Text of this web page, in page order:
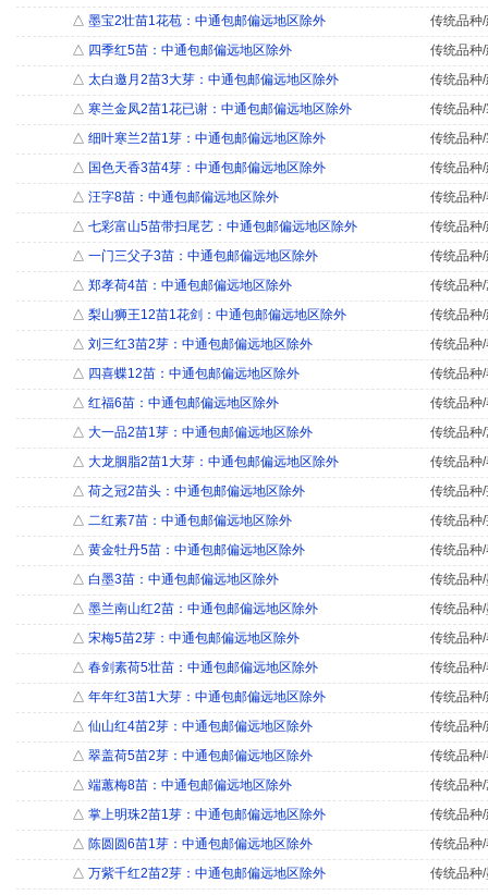
△ 墨宝2壮苗1花苞：中通包邮偏远地区除外
传统品种
△ 四季红5苗：中通包邮偏远地区除外
传统品种
△ 太白邀月2苗3大芽：中通包邮偏远地区除外
传统品种
△ 寒兰金凤2苗1花已谢：中通包邮偏远地区除外
传统品种
△ 细叶寒兰2苗1芽：中通包邮偏远地区除外
传统品种
△ 国色天香3苗4芽：中通包邮偏远地区除外
传统品种
△ 汪字8苗：中通包邮偏远地区除外
传统品种
△ 七彩富山5苗带扫尾艺：中通包邮偏远地区除外
传统品种
△ 一门三父子3苗：中通包邮偏远地区除外
传统品种
△ 郑孝荷4苗：中通包邮偏远地区除外
传统品种
△ 梨山狮王12苗1花剑：中通包邮偏远地区除外
传统品种
△ 刘三红3苗2芽：中通包邮偏远地区除外
传统品种
△ 四喜蝶12苗：中通包邮偏远地区除外
传统品种
△ 红福6苗：中通包邮偏远地区除外
传统品种
△ 大一品2苗1芽：中通包邮偏远地区除外
传统品种
△ 大龙胭脂2苗1大芽：中通包邮偏远地区除外
传统品种
△ 荷之冠2苗头：中通包邮偏远地区除外
传统品种
△ 二红素7苗：中通包邮偏远地区除外
传统品种
△ 黄金牡丹5苗：中通包邮偏远地区除外
传统品种
△ 白墨3苗：中通包邮偏远地区除外
传统品种
△ 墨兰南山红2苗：中通包邮偏远地区除外
传统品种
△ 宋梅5苗2芽：中通包邮偏远地区除外
传统品种
△ 春剑素荷5壮苗：中通包邮偏远地区除外
传统品种
△ 年年红3苗1大芽：中通包邮偏远地区除外
传统品种
△ 仙山红4苗2芽：中通包邮偏远地区除外
传统品种
△ 翠盖荷5苗2芽：中通包邮偏远地区除外
传统品种
△ 端蕙梅8苗：中通包邮偏远地区除外
传统品种
△ 掌上明珠2苗1芽：中通包邮偏远地区除外
传统品种
△ 陈圆圆6苗1芽：中通包邮偏远地区除外
传统品种
△ 万紫千红2苗2芽：中通包邮偏远地区除外 传统品种